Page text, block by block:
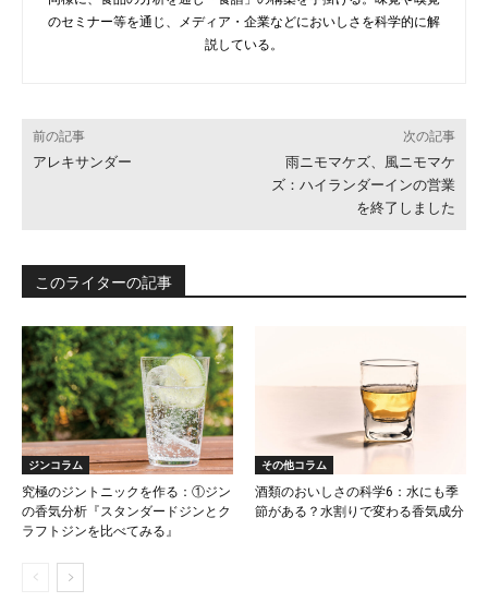
のセミナー等を通じ、メディア・企業などにおいしさを科学的に解
説している。
前の記事
アレキサンダー
次の記事
雨ニモマケズ、風ニモマケ
ズ：ハイランダーインの営業
を終了しました
このライターの記事
ジンコラム
究極のジントニックを作る：①ジン
の香気分析『スタンダードジンとク
ラフトジンを比べてみる』
その他コラム
酒類のおいしさの科学6：水にも季
節がある？水割りで変わる香気成分